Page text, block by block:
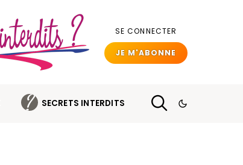
SE CONNECTER
JE M'ABONNE
SECRETS INTERDITS